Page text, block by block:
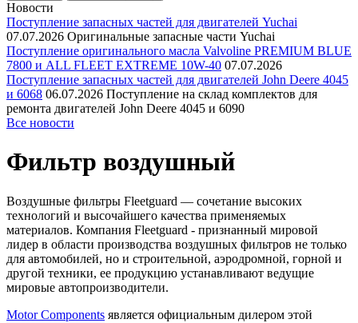
Новости
Поступление запасных частей для двигателей Yuchai
07.07.2026 Оригинальные запасные части Yuchai
Поступление оригинального масла Valvoline PREMIUM BLUE
7800 и ALL FLEET EXTREME 10W-40 07.07.2026
Поступление запасных частей для двигателей John Deere 4045
и 6068 06.07.2026 Поступление на склад комплектов для
ремонта двигателей John Deere 4045 и 6090
Все новости
Фильтр воздушный
Воздушные фильтры Fleetguard — сочетание высоких
технологий и высочайшего качества применяемых
материалов. Компания Fleetguard - признанный мировой
лидер в области производства воздушных фильтров не только
для автомобилей, но и строительной, аэродромной, горной и
другой техники, ее продукцию устанавливают ведущие
мировые автопроизводители.
Motor Components является официальным дилером этой